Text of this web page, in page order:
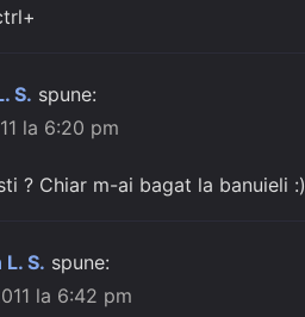
S. spune:
la 6:20 pm
? Chiar m-ai bagat la banuieli :)
S. spune:
la 6:42 pm